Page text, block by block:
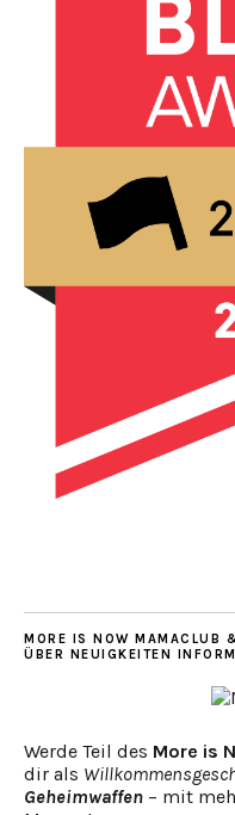
MORE IS NOW MAMACLUB
ÜBER NEUIGKEITEN
Werde Teil des More is
dir als
Geheimwaffen – mit